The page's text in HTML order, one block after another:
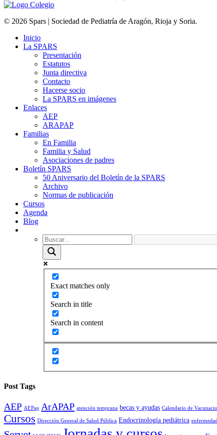
© 2026 Spars | Sociedad de Pediatría de Aragón, Rioja y Soria.
Inicio
La SPARS
Presentación
Estatutos
Junta directiva
Contacto
Hacerse socio
La SPARS en imágenes
Enlaces
AEP
ARAPAP
Familias
En Familia
Familia y Salud
Asociaciones de padres
Boletín SPARS
50 Aniversario del Boletín de la SPARS
Archivo
Normas de publicación
Cursos
Agenda
Blog
Exact matches only
Search in title
Search in content
Post Tags
AEP AEPap ArAPAP atención temprana becas y ayudas Calendario de
Cursos Dirección General de Salud Pública Endocrinología pediátrica